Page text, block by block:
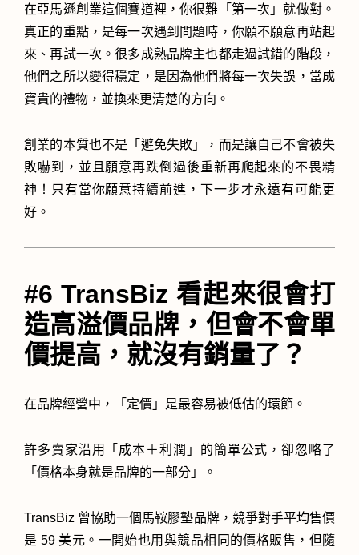
在亞馬遜創業這個賽道裡，你很難「第一次」就做對。
真正的重點，是每一次遇到問題時，你願不願意再站起
來、再試一次。很多成熟品牌主也都走過試錯的階段，
他們之所以變得穩定，是因為他們將每一次失誤，當成
寶貴的禮物，並換來更清楚的方向。
創業的本質也不是「避免失敗」，而是讓自己不會被失
敗嚇到，並且願意再跌倒過後重新再爬起來的不畏精
神！只有當你願意持續前進，下一步才永遠有可能更
好。
#6 TransBiz 看起來很會打
造高溢價品牌，但會不會單
價提高，就沒有銷量了？
在品牌經營中，「定價」是最容易被低估的環節。
許多賣家沿用「成本＋利潤」的簡單公式，卻忽略了
「價格本身就是品牌的一部分」。
TransBiz 曾協助一個馬鞍膠墊品牌，競爭對手平均售價
是 59 美元。一開始也用與競品相同的價格販售，但隨